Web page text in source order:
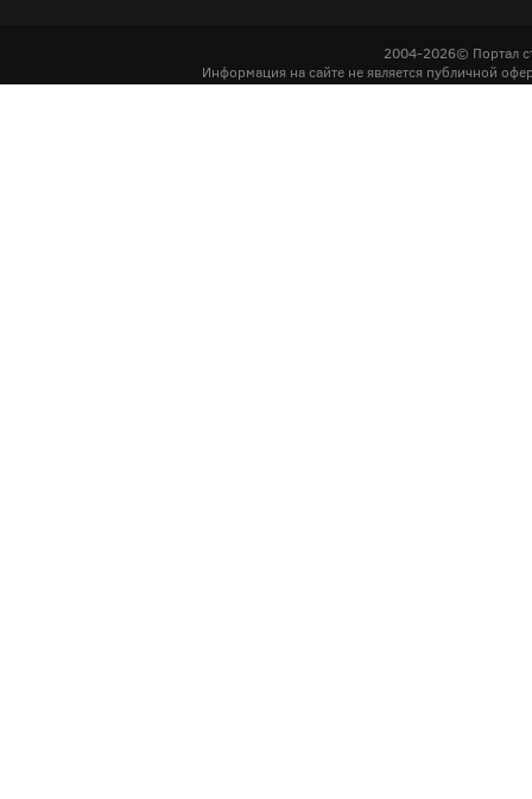
2004-2026© Портал
Информация на сайте не является публичной